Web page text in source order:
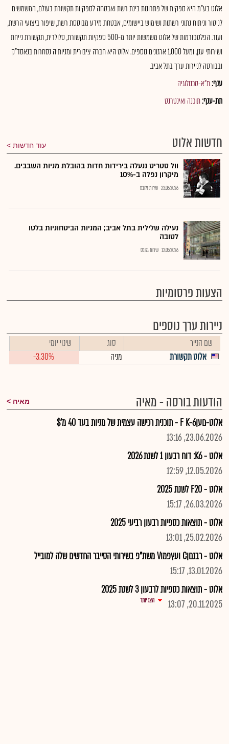
אלוט בע"מ היא ספקית של פתרונות בינת רשת ואבטחה לספקיות תקשורת בעולם, המשמשים
לניטור וניתוח נתוני רשתות ושימוש ביישומים, אבטחת מידע מבוססת רשת, שיפור ביצועי הרשת,
ועוד. הפלטפורמות של אלוט משמשות יותר מ-500 ספקיות תקשורת, סלולרית, תקשורת נייחת
ושירותי ענן, ומעל 1,000 ארגונים נוספים. אלוט היא חברה ציבורית ומניותיה נסחרות בנאסד"ק
ובבורסה לניירות ערך בתל אביב.
ענף:ת"א-טכנולוגיה
תת-ענף:תוכנה ואינטרנט
חדשות אלוט עוד חדשות
וול סטריט ננעלה בירידות חדות בהובלת מניות השבבים.
מיקרון נפלה ב-10%
23.06.2026 שירות גלובס
נעילה שלילית בתל אביב; המניות הביטחוניות בלטו
לטובה
12.05.2026 שירות גלובס
הצעות פרסומיות
ניירות ערך נוספים
שם הנייר סוג
שינוי יומי
אלוט תקשורת
מניה -3.30%
הודעות בורסה - מאיה מאיה
אלוט-םעןF K-6 - תוכנית רכישה עצמית של מניות בעד 40 מ'$
23.06.2026, 13:16
אלוט - K6: דוח רבעון 1 לשנת 2026
12.05.2026, 12:59
אלוט - F20 לשנת 2025
26.03.2026, 15:17
אלוט - תוצאות כספיות רבעון רביעי 2025
25.02.2026, 13:01
אלוט - רבנםןC ועץפמוV משת"פ בשירותי הסייבר החדשים שלה למובייל
13.01.2026, 15:17
אלוט - תוצאות כספיות לרבעון 3 לשנת 2025
20.11.2025, 13:07
הצג יותר